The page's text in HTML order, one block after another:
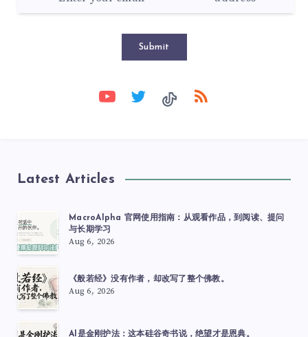
Submit
Latest Articles
MacroAlpha 官网使用指南：从观看作品，到阅读、提问
与长期学习
Aug 6, 2026
《般若经》没有作者，却改写了整个佛教。
Aug 6, 2026
AI是金刚护法：这本硅谷奇书说，绝望才是恩典。